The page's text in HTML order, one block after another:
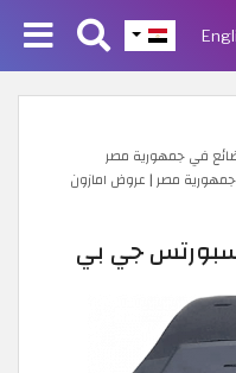
في جمهورية مصر
مصر | عروض امازون
سبورتس جي بي